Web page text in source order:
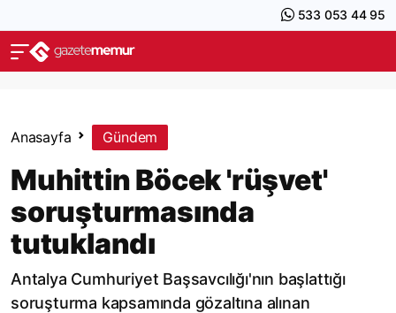
533 053 44 95
Anasayfa Gündem
Muhittin Böcek 'rüşvet'
soruşturmasında
tutuklandı
Antalya Cumhuriyet Başsavcılığı'nın başlattığı
soruşturma kapsamında gözaltına alınan